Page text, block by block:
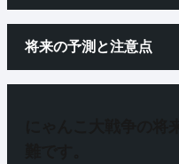
将来の予測と注意点